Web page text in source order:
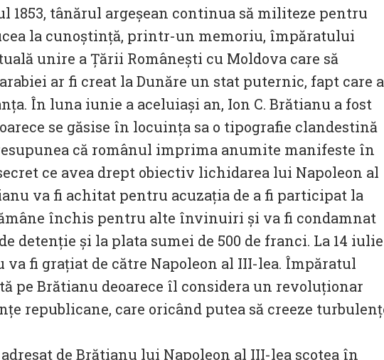
1853, tânărul argeșean continua să militeze pentru
la cunoștință, printr-un memoriu, împăratului
unire a Țării Românești cu Moldova care să
ar fi creat la Dunăre un stat puternic, fapt care
În luna iunie a aceluiași an, Ion C. Brătianu a fost
se găsise în locuința sa o tipografie clandestină
că românul imprima anumite manifeste în
ce avea drept obiectiv lichidarea lui Napoleon al
va fi achitat pentru acuzația de a fi participat la
închis pentru alte învinuiri și va fi condamnat
detenție și la plata sumei de 500 de franci. La 14 iulie
va fi grațiat de către Napoleon al III-lea. Împăratul
pe Brătianu deoarece îl considera un revoluționar
republicane, care oricând putea să creeze
de Brătianu lui Napoleon al III-lea scotea în